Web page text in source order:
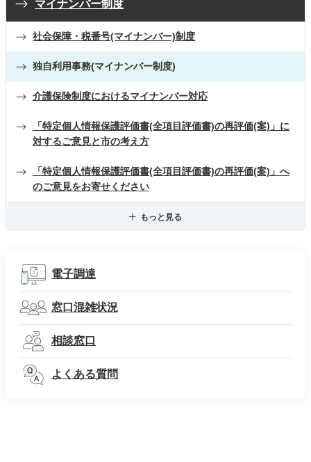
マイナンバー制度
社会保障・税番号(マイナンバー)制度
独自利用事務(マイナンバー制度)
介護保険制度におけるマイナンバー対応
「特定個人情報保護評価書(全項目評価書)の再評価(案)」に
対するご意見と市の考え方
「特定個人情報保護評価書(全項目評価書)の再評価(案)」へ
のご意見をお寄せください
もっと見る
電子調達
窓口混雑状況
相談窓口
よくある質問